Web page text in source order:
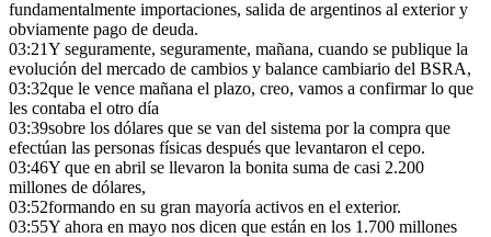
fundamentalmente importaciones, salida de argentinos al exterior y
obviamente pago de deuda.
03:21Y seguramente, seguramente, mañana, cuando se publique la
evolución del mercado de cambios y balance cambiario del BSRA,
03:32que le vence mañana el plazo, creo, vamos a confirmar lo que
les contaba el otro día
03:39sobre los dólares que se van del sistema por la compra que
efectúan las personas físicas después que levantaron el cepo.
03:46Y que en abril se llevaron la bonita suma de casi 2.200
millones de dólares,
03:52formando en su gran mayoría activos en el exterior.
03:55Y ahora en mayo nos dicen que están en los 1.700 millones